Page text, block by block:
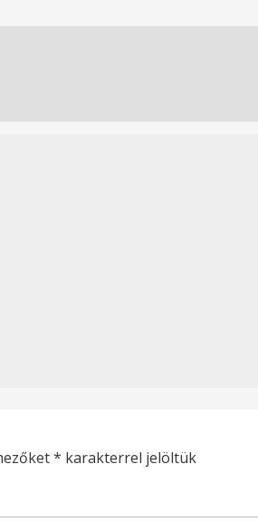
* karakterrel jelöltük